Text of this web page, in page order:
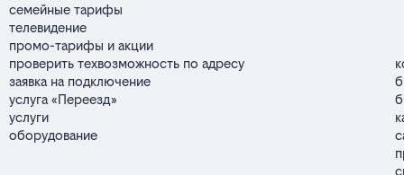
семейные тарифы
телевидение
промо-тарифы и акции
проверить техвозможность по адресу
заявка на подключение
услуга «Переезд»
услуги
оборудование